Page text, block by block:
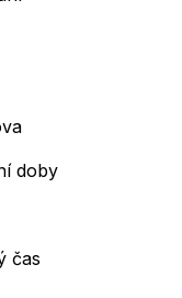
doby
čas